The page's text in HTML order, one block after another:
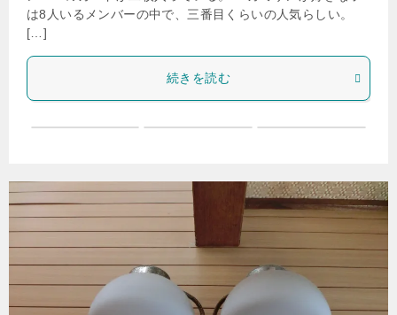
は8人いるメンバーの中で、三番目くらいの人気らしい。
[…]
続きを読む